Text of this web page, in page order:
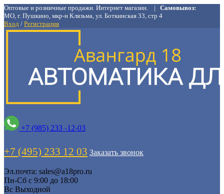
Оптовые и розничные продажи. Интернет магазин. | Самовывоз:
МО, г. Пушкино, мкр-н Клязьма, ул. Боткинская 33, стр 4
Вход / Регистрация
+7 (985) 233 -12-03
+7 (495) 233 12 03 Заказать звонок
Эл.почта: sales@a18pro.ru
Пн-Cб с 9:00 до 18:00
Вс Выходной